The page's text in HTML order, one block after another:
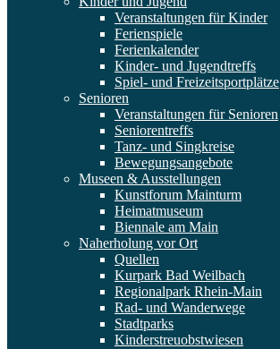
Veranstaltungen für Kinder
Ferienspiele
Ferienkalender
Kinder- und Jugendtreffs
Spiel- und Freizeitsportplätze
Senioren
Veranstaltungen für Senioren
Seniorentreffs
Tanz- und Singkreise
Bewegungsangebote
Museen & Ausstellungen
Kunstforum Mainturm
Heimatmuseum
Biennale am Main
Naherholung vor Ort
Quellen
Kurpark Bad Weilbach
Regionalpark Rhein-Main
Rad- und Wanderwege
Stadtparks
Kinderstreuobstwiesen